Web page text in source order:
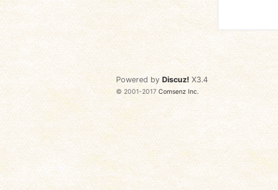
Powered by Discuz! X3.4
© 2001-2017Comsenz Inc.